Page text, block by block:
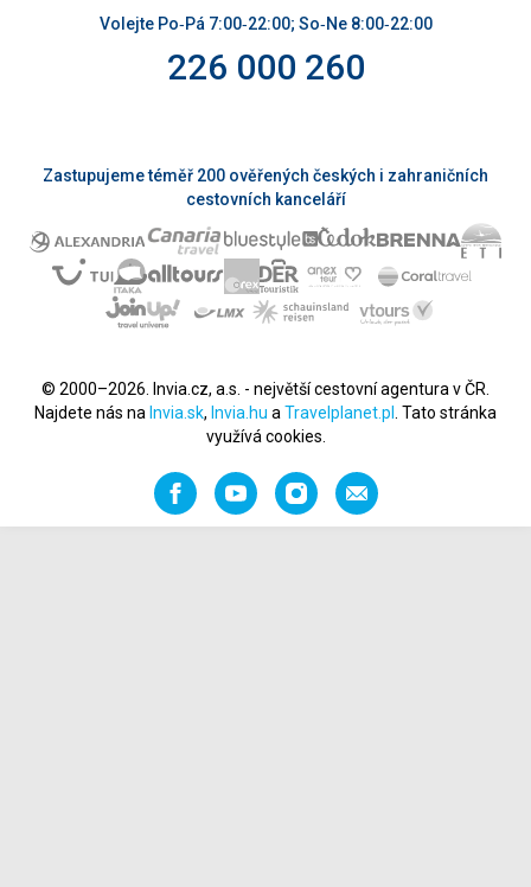
Volejte Po‑Pá 7:00‑22:00; So‑Ne 8:00‑22:00
226 000 260
Zastupujeme téměř 200 ověřených českých i zahraničních
cestovních kanceláří
© 2000–2026. Invia.cz, a.s. - největší cestovní agentura v ČR.
Najdete nás na Invia.sk, Invia.hu a Travelplanet.pl
. Tato stránka
využívá cookies.
FacebookYouTubeInstagramNapište
nám